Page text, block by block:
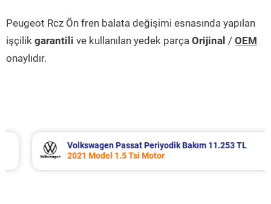
Peugeot Rcz Ön fren balata değişimi esnasında yapılan
işçilik garantili ve kullanılan yedek parça Orijinal / OEM
onaylıdır.
Volkswagen Passat Periyodik Bakım 11.253 TL
2021 Model 1.5 Tsi Motor